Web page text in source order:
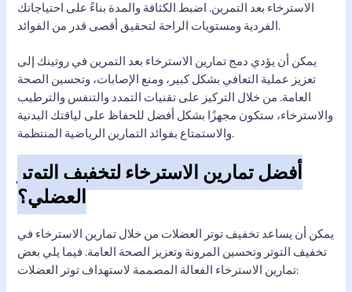
الاسترخاء بعد التمرين. اضبط الكثافة والمدة بناءً على احتياجاتك
الفردية ومستويات الراحة لتحقيق أقصى قدر من الفوائد.
يمكن أن يؤدي دمج تمارين الاسترخاء بعد التمرين في روتينك إلى
تعزيز عملية التعافي بشكل كبير، ومنع الإصابات، وتحسين الصحة
العامة. من خلال التركيز على تقنيات التمدد والتنفس والترطيب
والاسترخاء، ستكون مجهزًا بشكل أفضل للحفاظ على لياقتك البدنية
والاستمتاع بفوائد التمارين الرياضية المنتظمة.
أفضل تمارين الاسترخاء لتخفيف التوتر
العضلي؟
يمكن أن يساعد تخفيف توتر العضلات من خلال تمارين الاسترخاء في
تخفيف التوتر وتحسين المرونة وتعزيز الصحة العامة. فيما يلي بعض
تمارين الاسترخاء الفعالة المصممة لاستهداف توتر العضلات: